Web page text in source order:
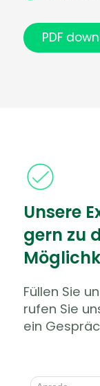
PDF
Unsere
gern zu
Füllen Sie
rufen Sie
ein